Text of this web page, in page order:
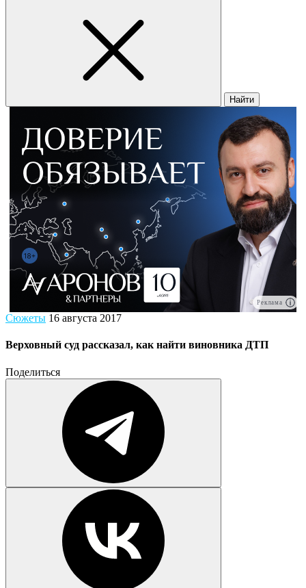
Найти
Реклама
Сюжеты 16 августа 2017
Верховный суд рассказал, как найти виновника ДТП
Поделиться